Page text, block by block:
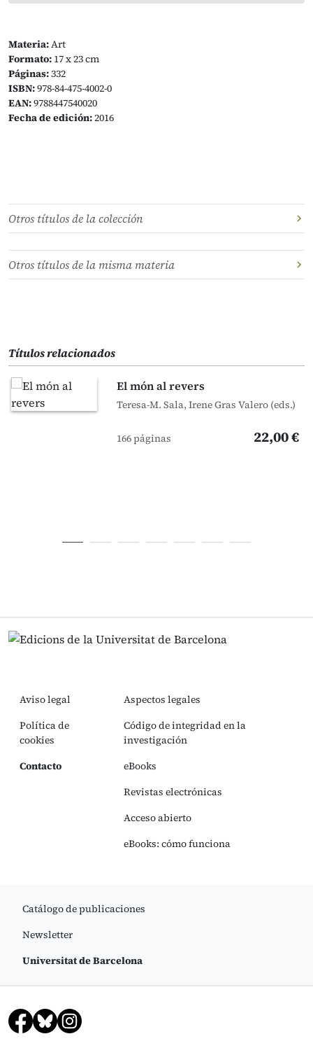
Materia:Art
Formato: 17 x 23 cm
Páginas:332
ISBN:978-84-475-4002-0
EAN:9788447540020
Fecha de edición:2016
Otros títulos de la colección
Otros títulos de la misma materia
Títulos relacionados
El món al revers
Teresa-M. Sala, Irene Gras Valero (eds.)
166 páginas 22,00 €
Aviso legal
Política de
cookies
Contacto
Aspectos legales
Código de integridad en la
investigación
eBooks
Revistas electrónicas
Acceso abierto
eBooks: cómo funciona
Catálogo de publicaciones
Newsletter
Universitat de Barcelona